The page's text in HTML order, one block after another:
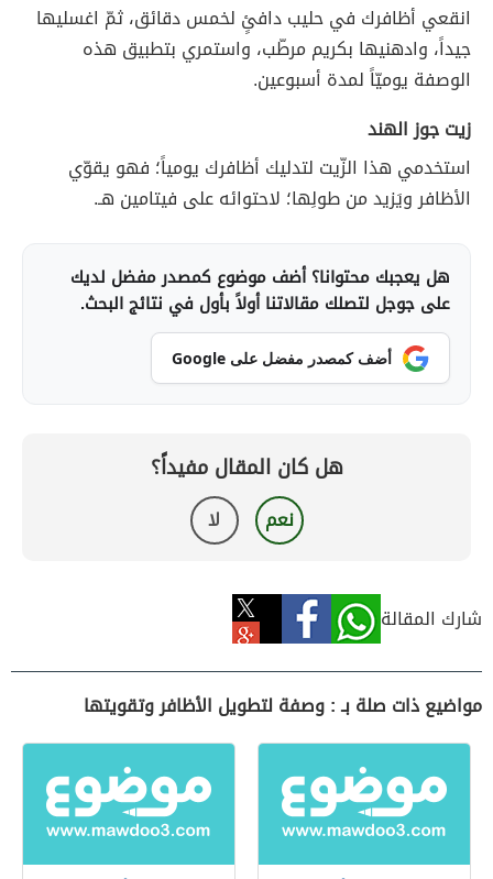
انقعي أظافرك في حليب دافئٍ لخمس دقائق، ثمّ اغسليها
جيداً، وادهنيها بكريم مرطّب، واستمري بتطبيق هذه
الوصفة يوميّاً لمدة أسبوعين.
زيت جوز الهند
استخدمي هذا الزّيت لتدليك أظافرك يومياً؛ فهو يقوّي
الأظافر ويَزيد من طولِها؛ لاحتوائه على فيتامين هـ.
هل يعجبك محتوانا؟ أضف موضوع كمصدر مفضل لديك
على جوجل لتصلك مقالاتنا أولاً بأول في نتائج البحث.
أضف كمصدر مفضل على Google
هل كان المقال مفيداً؟
نعم لا
شارك المقالة
مواضيع ذات صلة بـ : وصفة لتطويل الأظافر وتقويتها